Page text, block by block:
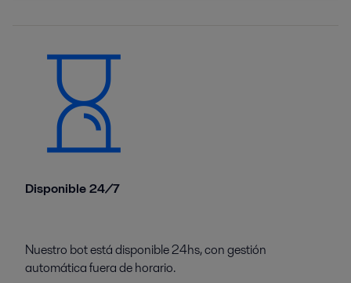
Disponible 24/7
Nuestro bot está disponible 24hs, con gestión
automática fuera de horario.